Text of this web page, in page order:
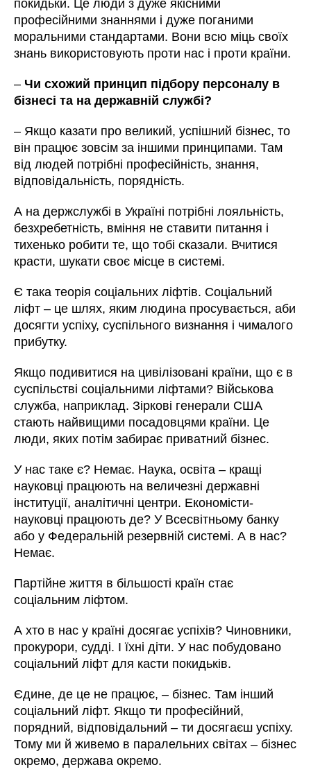
покидьки. Це люди з дуже якісними
професійними знаннями і дуже поганими
моральними стандартами. Вони всю міць своїх
знань використовують проти нас і проти країни.
– Чи схожий принцип підбору персоналу в
бізнесі та на державній службі?
– Якщо казати про великий, успішний бізнес, то
він працює зовсім за іншими принципами. Там
від людей потрібні професійність, знання,
відповідальність, порядність.
А на держслужбі в Україні потрібні лояльність,
безхребетність, вміння не ставити питання і
тихенько робити те, що тобі сказали. Вчитися
красти, шукати своє місце в системі.
Є така теорія соціальних ліфтів. Соціальний
ліфт – це шлях, яким людина просувається, аби
досягти успіху, суспільного визнання і чималого
прибутку.
Якщо подивитися на цивілізовані країни, що є в
суспільстві соціальними ліфтами? Військова
служба, наприклад. Зіркові генерали США
стають найвищими посадовцями країни. Це
люди, яких потім забирає приватний бізнес.
У нас таке є? Немає. Наука, освіта – кращі
науковці працюють на величезні державні
інституції, аналітичні центри. Економісти-
науковці працюють де? У Всесвітньому банку
або у Федеральній резервній системі. А в нас?
Немає.
Партійне життя в більшості країн стає
соціальним ліфтом.
А хто в нас у країні досягає успіхів? Чиновники,
прокурори, судді. І їхні діти. У нас побудовано
соціальний ліфт для касти покидьків.
Єдине, де це не працює, – бізнес. Там інший
соціальний ліфт. Якщо ти професійний,
порядний, відповідальний – ти досягаєш успіху.
Тому ми й живемо в паралельних світах – бізнес
окремо, держава окремо.